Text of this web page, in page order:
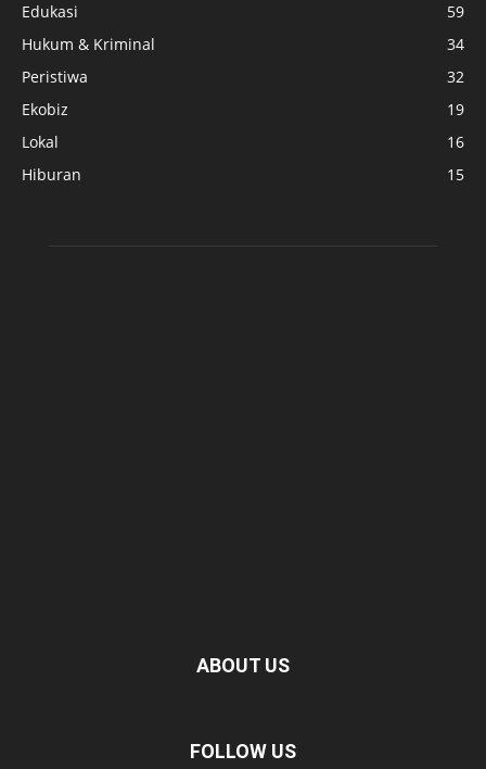
Edukasi
59
Hukum & Kriminal
34
Peristiwa
32
Ekobiz
19
Lokal
16
Hiburan
15
ABOUT US
FOLLOW US